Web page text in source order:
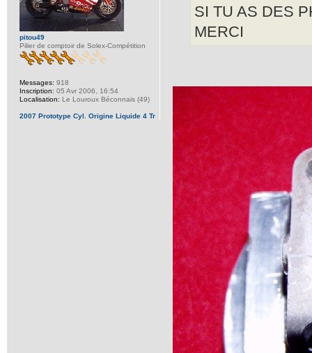
SI TU AS DES
MERCI
pitou49
Pilier de comptoir de Solex-Compétition
Messages: 918
Inscription: 05 Avr 2006, 16:54
Localisation: Le Louroux Béconnais (49)
2007 Prototype Cyl. Origine Liquide 4 Tr